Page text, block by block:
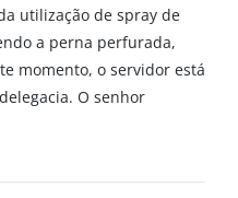
utilização de spray de
a perna perfurada,
momento, o servidor está
O senhor